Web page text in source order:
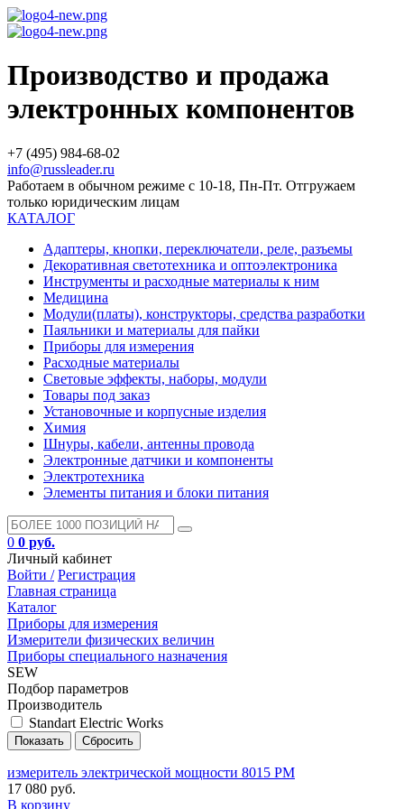
Производство и продажа
электронных компонентов
+7 (495) 984-68-02
info@russleader.ru
Работаем в обычном режиме с 10-18, Пн-Пт. Отгружаем
только юридическим лицам
КАТАЛОГ
Адаптеры, кнопки, переключатели, реле, разъемы
Декоративная светотехника и оптоэлектроника
Инструменты и расходные материалы к ним
Медицина
Модули(платы), конструкторы, средства разработки
Паяльники и материалы для пайки
Приборы для измерения
Расходные материалы
Световые эффекты, наборы, модули
Товары под заказ
Установочные и корпусные изделия
Химия
Шнуры, кабели, антенны провода
Электронные датчики и компоненты
Электротехника
Элементы питания и блоки питания
0 0 руб.
Личный кабинет
Войти / Регистрация
Главная страница
Каталог
Приборы для измерения
Измерители физических величин
Приборы специального назначения
SEW
Подбор параметров
Производитель
Standart Electric Works
измеритель электрической мощности 8015 PM
17 080 руб.
В корзину